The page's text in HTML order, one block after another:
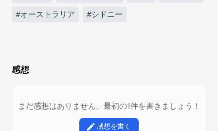
#オーストラリア #シドニー
感想
まだ感想はありません。最初の1件を書きましょう！
感想を書く